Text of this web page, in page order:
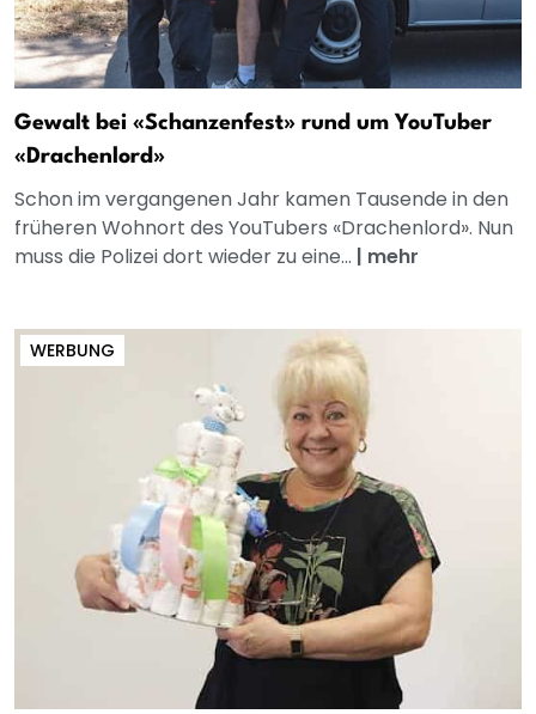
Gewalt bei «Schanzenfest» rund um YouTuber
«Drachenlord»
Schon im vergangenen Jahr kamen Tausende in den
früheren Wohnort des YouTubers «Drachenlord». Nun
muss die Polizei dort wieder zu eine... | mehr
WERBUNG